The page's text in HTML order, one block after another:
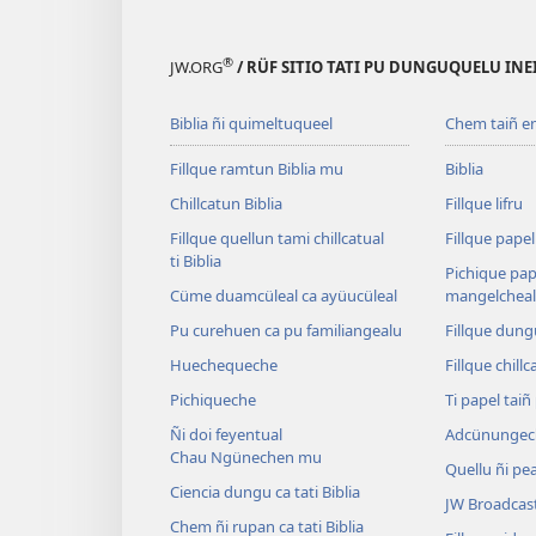
JW.ORG® / RÜF SITIO TATI PU DUNGUQUELU
Biblia ñi quimeltuqueel
Fillque ramtun Biblia mu
Chillcatun Biblia
Fillque quellun tami chillcatual
ti Biblia
Cüme duamcüleal ca ayüucüleal
Pu curehuen ca pu familiangealu
Huechequeche
Pichiqueche
Ñi doi feyentual
Chau Ngünechen mu
Ciencia dungu ca tati Biblia
Chem ñi rupan ca tati Biblia
Chem taiñ
Biblia
Fillque lifru
Fillque
Pichique
mangelcheal
Fillque
Fillque
Ti papel
Quellu ñi
JW